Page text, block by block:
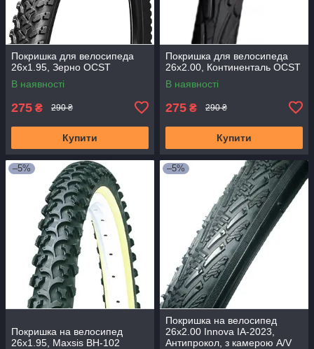
Покришка для велосипеда
26x1.95, Зерно OCST
В наявності
275 ₴ 290 ₴
Купити
Покришка для велосипеда
26x2.00, Континенталь OCST
В наявності
275 ₴ 290 ₴
Купити
–5%
Покришка на велосипед
26x1.95, Maxsis BH-102
–5%
Покришка на велосипед
26x2.00 Innova IA-2023,
Антипрокол, з камерою A/V